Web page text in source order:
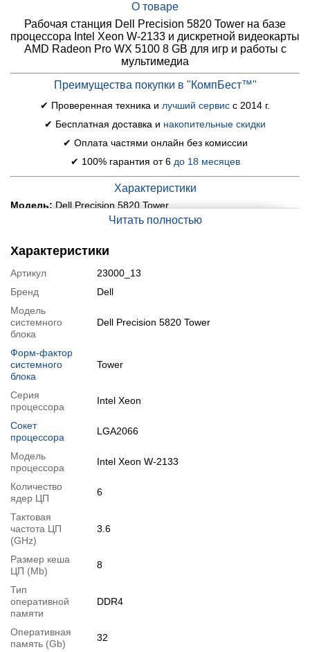
О товаре
Рабочая станция Dell Precision 5820 Tower на базе
процессора Intel Xeon W-2133 и дискретной видеокарты
AMD Radeon Pro WX 5100 8 GB для игр и работы с
мультимедиа
Преимущества покупки в "КомпБест™"
✔ Проверенная техника и лучший сервис с 2014 г.
✔ Бесплатная доставка и накопительные скидки
✔ Оплата частями онлайн без комиссии
✔ 100% гарантия от 6 до 18 месяцев
Характеристики
Модель: Dell Precision 5820 Tower
Intel C422 Chipset
GHz), 8.25 MB Cache
Постоянная память:512 GB SSD NVMe
Графика:
дискретная AMD Radeon Pro WX 5100, 8 GB GDDR5,
256-bit
Порты:8x USB 3.1, 3x USB Type-C, 4x DisplayPort, 2x PS/2, 4x
Audio, 1x LAN (RJ-45), 1x Card Reader
Оптический привод:
Состояние:
б/у (класс А: хорошее состояние; на
корпусе могут быть следы обычного использования)
Операционная система:
Возможна модификация:
1.Увеличение объёма RAM
2.Увеличение размера HDD
Вы можете расширить срок гарантии на
мышкой .
Для этого добавьте в корзину соответствующую позицию с
раздела
"Аксессуары"
Спецификация процессора:
Тестирование процессора:
Спецификация видеокарты:
Читать полностью
Характеристики
Артикул
23000_13
Бренд
Dell
Модель
системного
блока
Dell Precision 5820 Tower
Форм-фактор
системного
блока
Tower
Серия
процессора
Intel Xeon
Сокет
процессора
LGA2066
Модель
процессора
Intel Xeon W-2133
Количество
ядер ЦП
6
Тактовая
частота ЦП
(GHz)
3.6
Размер кеша
ЦП (Mb)
8
Тип
оперативной
памяти
DDR4
Оперативная
память (Gb)
32